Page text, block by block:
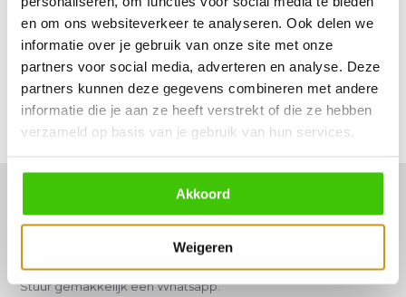
en om ons websiteverkeer te analyseren. Ook delen we
informatie over je gebruik van onze site met onze
partners voor social media, adverteren en analyse. Deze
partners kunnen deze gegevens combineren met andere
informatie die je aan ze heeft verstrekt of die ze hebben
verzameld op basis van je gebruik van hun services.
Akkoord
Weigeren
Specificaties
Reviews
Delen
Hulp of advies nodig?
Vraag het een van onze specialisten!
Stuur gemakkelijk een Whatsapp.